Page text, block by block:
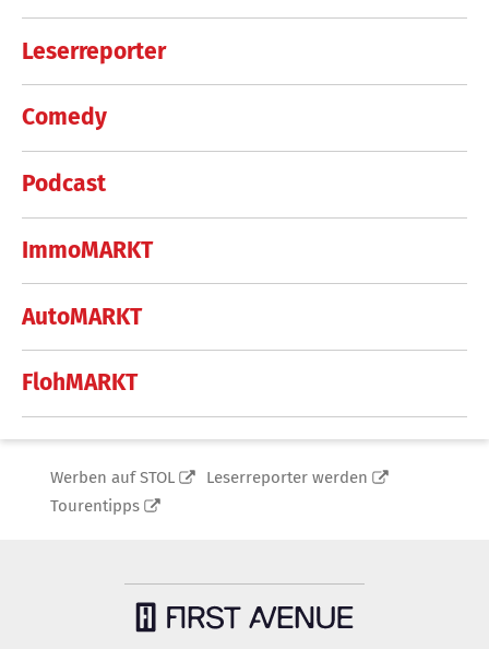
Leserreporter
Comedy
Podcast
ImmoMARKT
AutoMARKT
FlohMARKT
Werben auf STOL
Leserreporter werden
Tourentipps